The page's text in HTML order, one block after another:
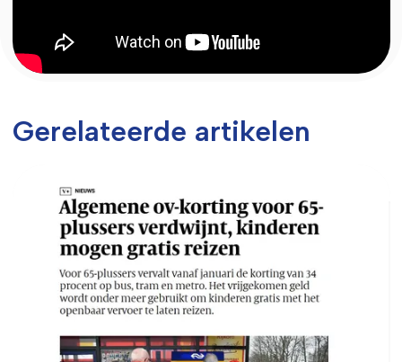
Gerelateerde artikelen